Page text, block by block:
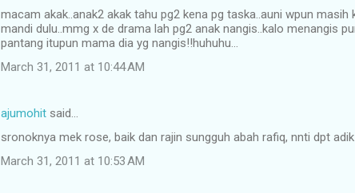
macam akak..anak2 akak tahu pg2 kena pg taska..auni wpun
mandi dulu..mmg x de drama lah pg2 anak nangis..kalo menangis
pantang itupun mama dia yg nangis!!huhuhu...
March 31, 2011 at 10:44 AM
ajumohit said…
sronoknya mek rose, baik dan rajin sungguh abah rafiq, nnti dpt
March 31, 2011 at 10:53 AM